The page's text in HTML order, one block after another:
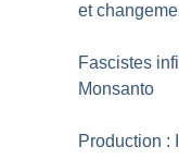
et
Fascistes
Monsanto
Production :